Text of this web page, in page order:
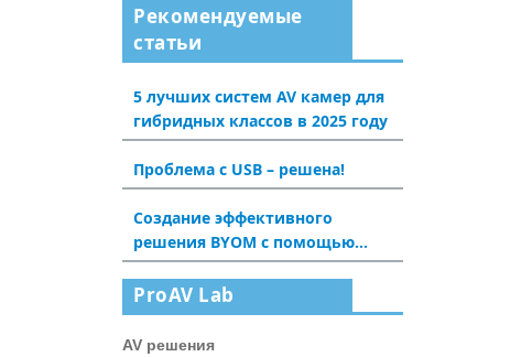
Рекомендуемые
статьи
5 лучших систем AV камер для
гибридных классов в 2025 году
Проблема с USB – решена!
Создание эффективного
решения BYOM с помощью
Dante AV-H: новый опыт для
конференц-залов и аудиторий
ProAV Lab
AV решения